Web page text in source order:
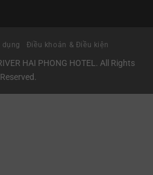
dụng Điều khoản & Điều kiện
HAI PHONG HOTEL. All Rights
Reserved.